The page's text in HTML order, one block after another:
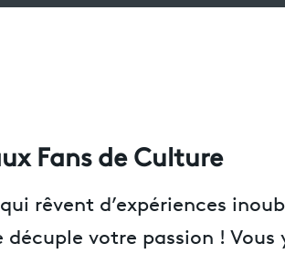
Fans de Culture
rêvent d’expériences
décuple votre passion !